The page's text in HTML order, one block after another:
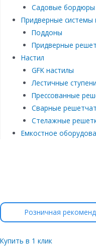
Садовые бордюры
Придверные системы
Поддоны
Придверные
Настил
GFK настилы
Лестичные ступени
Прессованные
Сварные
Стелажные
Емкостное
Розничная
Купить в 1 клик